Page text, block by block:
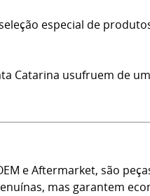
especial de
Catarina usufruem de
e Aftermarket, são
mas garantem